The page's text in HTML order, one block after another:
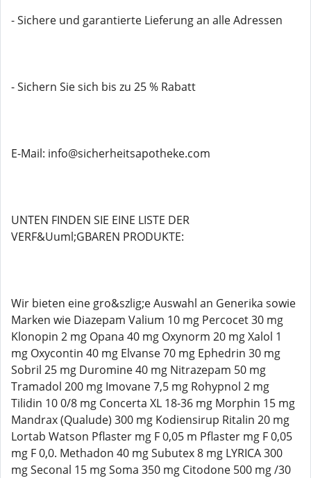
- Sichere und garantierte Lieferung an alle Adressen
- Sichern Sie sich bis zu 25 % Rabatt
E-Mail: info@sicherheitsapotheke.com
UNTEN FINDEN SIE EINE LISTE DER
VERF&Uuml;GBAREN PRODUKTE:
Wir bieten eine gro&szlig;e Auswahl an Generika sowie
Marken wie Diazepam Valium 10 mg Percocet 30 mg
Klonopin 2 mg Opana 40 mg Oxynorm 20 mg Xalol 1
mg Oxycontin 40 mg Elvanse 70 mg Ephedrin 30 mg
Sobril 25 mg Duromine 40 mg Nitrazepam 50 mg
Tramadol 200 mg Imovane 7,5 mg Rohypnol 2 mg
Tilidin 10 0/8 mg Concerta XL 18-36 mg Morphin 15 mg
Mandrax (Qualude) 300 mg Kodiensirup Ritalin 20 mg
Lortab Watson Pflaster mg F 0,05 m Pflaster mg F 0,05
mg F 0,0. Methadon 40 mg Subutex 8 mg LYRICA 300
mg Seconal 15 mg Soma 350 mg Citodone 500 mg /30